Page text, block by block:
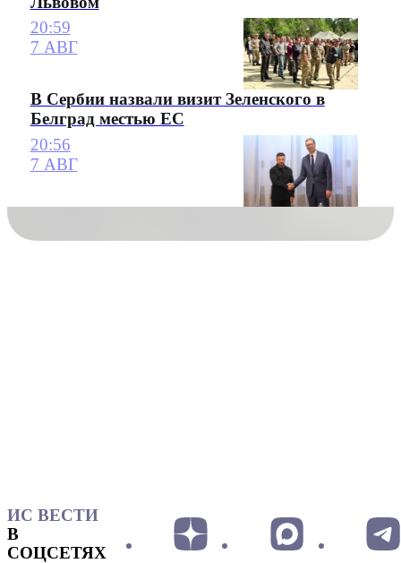
20:59
7 АВГ
В Сербии назвали визит Зеленского в
Белград местью ЕС
20:56
7 АВГ
ИС ВЕСТИ
В
СОЦСЕТЯХ